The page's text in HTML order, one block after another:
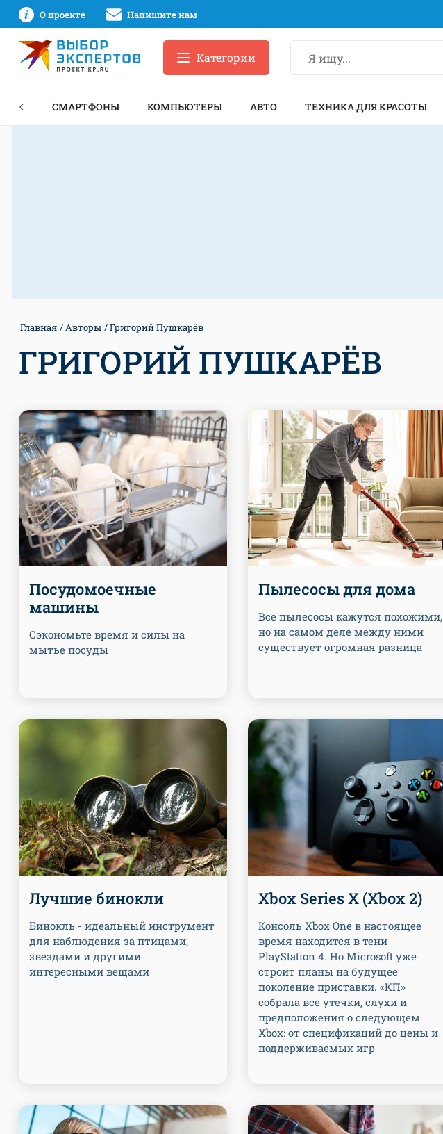
О проекте Напишите нам
Категории
СМАРТФОНЫ КОМПЬЮТЕРЫ АВТО ТЕХНИКА ДЛЯ КРАСОТЫ
Главная Авторы Григорий Пушкарёв
ГРИГОРИЙ ПУШКАРЁВ
Посудомоечные
машины
Сэкономьте время и силы на
мытье посуды
Пылесосы для дома
Все пылесосы кажутся похожими,
но на самом деле между ними
существует огромная разница
Лучшие бинокли
Бинокль - идеальный инструмент
для наблюдения за птицами,
звездами и другими
интересными вещами
Xbox Series X (Xbox 2)
Консоль Xbox One в настоящее
время находится в тени
PlayStation 4. Но Microsoft уже
строит планы на будущее
поколение приставки. «КП»
собрала все утечки, слухи и
предположения о следующем
Xbox: от спецификаций до цены и
поддерживаемых игр